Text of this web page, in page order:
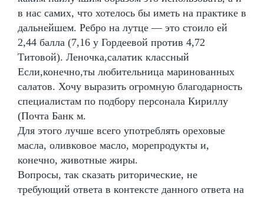
в нас самих, что хотелось бы иметь на практике в
дальнейшем. Ребро на лутце — это стоило ей
2,44 балла (7,16 у Гордеевой против 4,72
Титовой). Леночка,салатик классный
Если,конечно,ты любительница маринованных
салатов. Хочу выразить огромную благодарность
специалистам по подбору персонала Кириллу
(Почта Банк м.
Для этого лучше всего употреблять ореховые
масла, оливковое масло, морепродукты и,
конечно, животные жиры.
Вопросы, так сказать риторические, не
требующий ответа в контексте данного ответа на